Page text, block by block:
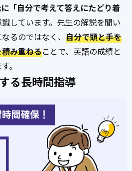
「自分で考えて答えにたどり着
しています。先生の解説を聞い
るのではなく、自分で頭と手を
み重ねることで、英語の成績と
。
る長時間指導